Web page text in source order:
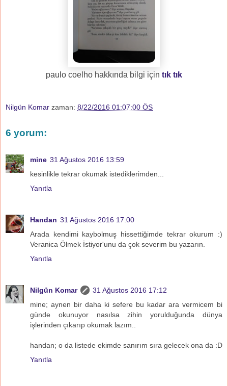
paulo coelho hakkında bilgi için tık tık
Nilgün Komar zaman: 8/22/2016 01:07:00 ÖS
6 yorum:
mine 31 Ağustos 2016 13:59
kesinlikle tekrar okumak istediklerimden...
Yanıtla
Handan 31 Ağustos 2016 17:00
Arada kendimi kaybolmuş hissettiğimde tekrar okurum :)
Veranica Ölmek İstiyor'unu da çok severim bu yazarın.
Yanıtla
Nilgün Komar
31 Ağustos 2016 17:12
mine; aynen bir daha ki sefere bu kadar ara vermicem bi
günde okunuyor nasılsa zihin yorulduğunda dünya
işlerinden çıkarıp okumak lazım..
handan; o da listede ekimde sanırım sıra gelecek ona da :D
Yanıtla